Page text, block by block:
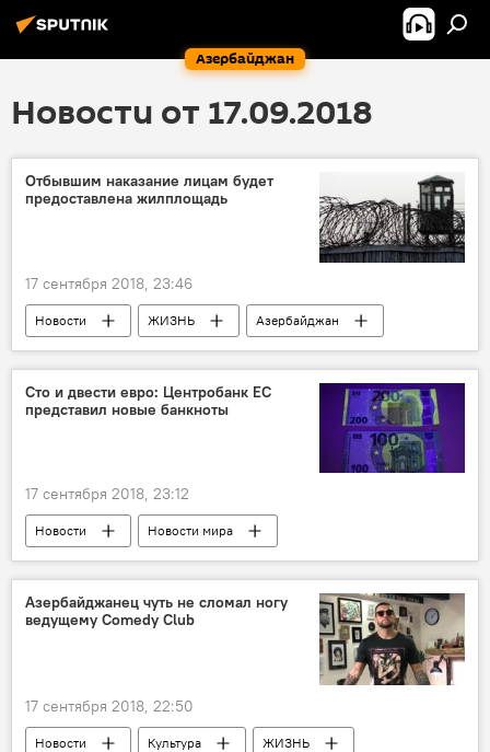
Азербайджан
Новости от 17.09.2018
Отбывшим наказание лицам будет
предоставлена жилплощадь
17 сентября 2018, 23:46
Новости ЖИЗНЬ
Азербайджан
Экономика
жилплощадь
Сто и двести евро: Центробанк ЕС
представил новые банкноты
17 сентября 2018, 23:12
Новости
Новости мира
Экономика
Европейский центральный банк (ЕЦБ)
Банкноты
евро
Азербайджанец чуть не сломал ногу
ведущему Comedy Club
17 сентября 2018, 22:50
Новости Культура
ЖИЗНЬ